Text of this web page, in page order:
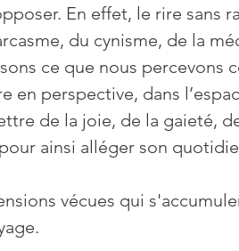
En effet, le rire sans
du cynisme, de la
ce que nous percevons
perspective, dans
de la joie, de la gaieté,
ainsi alléger son